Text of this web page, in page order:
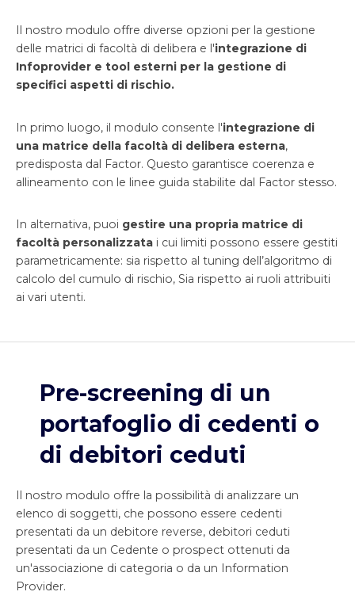
Il nostro modulo offre diverse opzioni per la gestione
delle matrici di facoltà di delibera e l'integrazione di
Infoprovider e tool esterni per la gestione di
specifici aspetti di rischio.
In primo luogo, il modulo consente l'integrazione di
una matrice della facoltà di delibera esterna,
predisposta dal Factor. Questo garantisce coerenza e
allineamento con le linee guida stabilite dal Factor stesso.
In alternativa, puoi gestire una propria matrice di
facoltà personalizzata i cui limiti possono essere gestiti
parametricamente: sia rispetto al tuning dell’algoritmo di
calcolo del cumulo di rischio, Sia rispetto ai ruoli attribuiti
ai vari utenti.
Pre-screening di un
portafoglio di cedenti o
di debitori ceduti
Il nostro modulo offre la possibilità di analizzare un
elenco di soggetti, che possono essere cedenti
presentati da un debitore reverse, debitori ceduti
presentati da un Cedente o prospect ottenuti da
un'associazione di categoria o da un Information
Provider.